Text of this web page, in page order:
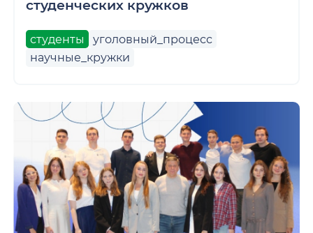
студенческих кружков
студенты
уголовный_процесс
научные_кружки